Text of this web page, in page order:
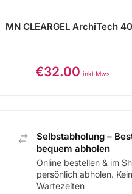
MN CLEARGEL ArchiTech
€32.00 inkl Mwst.
Selbstabholung –
bequem abholen
Online bestellen & im
persönlich abholen.
Wartezeiten